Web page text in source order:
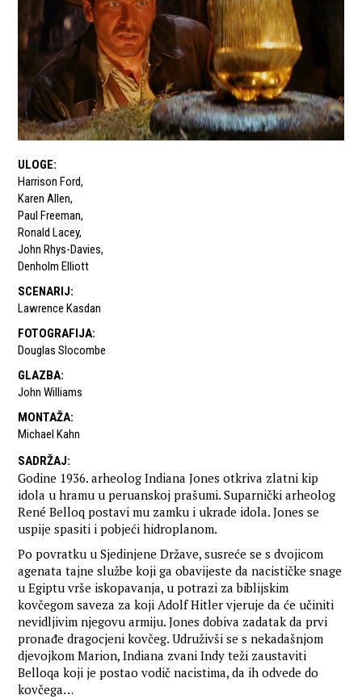
ULOGE:
Harrison Ford,
Karen Allen,
Paul Freeman,
Ronald Lacey,
John Rhys-Davies,
Denholm Elliott
SCENARIJ:
Lawrence Kasdan
FOTOGRAFIJA:
Douglas Slocombe
GLAZBA:
John Williams
MONTAŽA:
Michael Kahn
SADRŽAJ:
Godine 1936. arheolog Indiana Jones otkriva zlatni kip
idola u hramu u peruanskoj prašumi. Suparnički arheolog
René Belloq postavi mu zamku i ukrade idola. Jones se
uspije spasiti i pobjeći hidroplanom.
Po povratku u Sjedinjene Države, susreće se s dvojicom
agenata tajne službe koji ga obavijeste da nacističke snage
u Egiptu vrše iskopavanja, u potrazi za biblijskim
kovčegom saveza za koji Adolf Hitler vjeruje da će učiniti
nevidljivim njegovu armiju. Jones dobiva zadatak da prvi
pronađe dragocjeni kovčeg. Udruživši se s nekadašnjom
djevojkom Marion, Indiana zvani Indy teži zaustaviti
Belloqa koji je postao vodič nacistima, da ih odvede do
kovčega…